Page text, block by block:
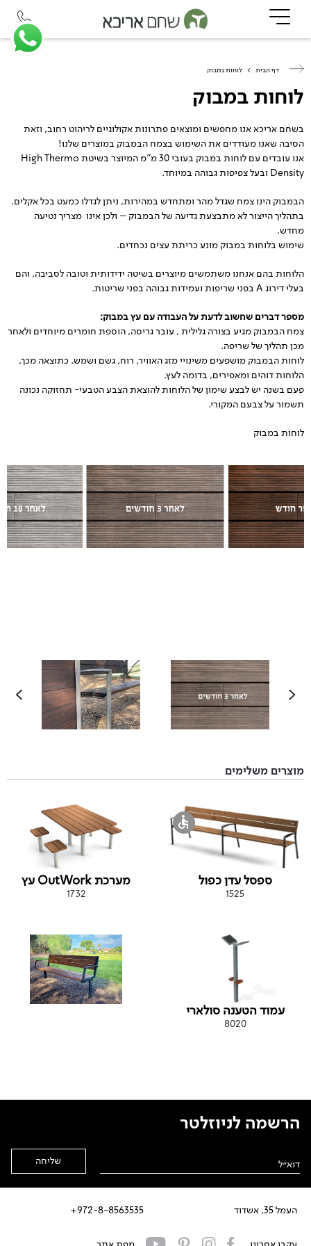
דף הבית > לוחות במבוק
לוחות במבוק
בשחם אריכא אנו מחפשים ומוצאים פתרונות אקולוגיים לריהוט רחוב, וזאת
הסיבה שאנו מעודדים את השימוש בצמח הבמבוק במוצרים שלנו!
אנו עובדים עם לוחות במבוק בעובי 30 מ”מ המיוצר בשיטת High Thermo
Density ובעל צפיפות גבוהה במיוחד.
הבמבוק הינו צמח שגדל מהר ומתחדש במהירות, ניתן לגדלו כמעט בכל אקלים.
בתהליך הייצור לא מתבצעת גדיעה של הבמבוק – ולכן אינו מצריך נטיעה
מחדש.
שימוש בלוחות במבוק מונע כריתת עצים נכחדים.
הלוחות בהם אנחנו משתמשים מיוצרים בשיטה ידידותית וטובה לסביבה, והם
בעלי דירוג A בפני שריפות ועמידות גבוהה בפני שריטות.
מספר דברים שחשוב לדעת על העבודה עם עץ במבוק:
צמח הבמבוק מגיע בצורה גלילית , עובר גריסה, הוספת חומרים מיוחדים ולאחר
מכן תהליך של שריפה.
לוחות הבמבוק מושפעים משינויי מזג האוויר, רוח, גשם ושמש. כתוצאה מכך,
הלוחות דוהים ומאפירים, בדומה לעץ.
פעם בשנה יש לבצע שימון של הלוחות להוצאת הצבע הטבעי- תחזוקה נכונה
תשמור על צבעם המקורי.
לוחות במבוק
מוצרים משלימים
ספסל עדן כפול
1525
מערכת OutWork עץ
1732
עמוד הטענה סולארי
8020
העמל 35, אשדוד 972-8-8563535+
הרשמה לניוזלטר